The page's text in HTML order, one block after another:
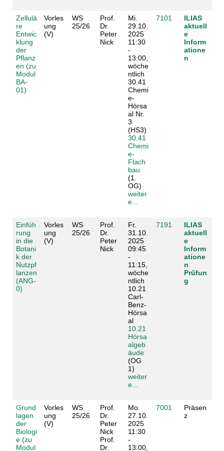
Zellulä
re
Entwic
klung
der
Pflanz
en (zu
Modul
BA-
01)
Vorles
ung
(V)
WS
25/26
Prof.
Dr.
Peter
Nick
Mi.
29.10.
2025
11:30
-
13:00,
wöche
ntlich
30.41
Chemi
e-
Hörsa
al Nr.
3
(HS3)
30.41
Chemi
e-
Flach
bau
(1.
OG)
weiter
e...
7101
ILIAS
aktuell
e
Inform
atione
n
Einfüh
rung
in die
Botani
k der
Nutzpf
lanzen
(ANG-
0)
Vorles
ung
(V)
WS
25/26
Prof.
Dr.
Peter
Nick
Fr.
31.10.
2025
09:45
-
11:15,
wöche
ntlich
10.21
Carl-
Benz-
Hörsa
al
10.21
Hörsa
algeb
äude
(OG
1)
weiter
e...
7191
ILIAS
aktuell
e
Inform
atione
n
Prüfun
g
Grund
lagen
der
Biologi
e (zu
Modul
Vorles
ung
(V)
WS
25/26
Prof.
Dr.
Peter
Nick
Prof.
Dr.
Mo.
27.10.
2025
11:30
-
13:00,
7001
Präsen
z